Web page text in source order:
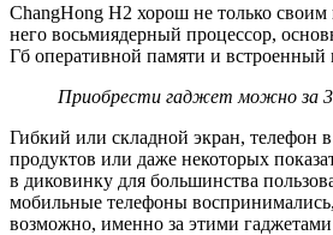
ChangHong H2 хорош не только
него восьмиядерный процессор,
Гб оперативной памяти и встроенный
Приобрести гаджет можно за
Гибкий или складной экран, телефон
продуктов или даже некоторых
в диковинку для большинства
мобильные телефоны
возможно, именно за этими